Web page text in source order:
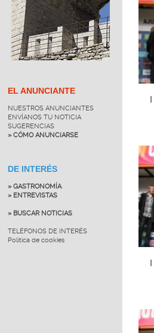
EL ANUNCIANTE
NUESTROS ANUNCIANTES
ENVÍANOS TU NOTICIA
SUGERENCIAS
» CÓMO ANUNCIARSE
DE INTERÉS
» GASTRONOMÍA
» ENTREVISTAS
» BUSCAR NOTICIAS
TELÉFONOS DE INTERÉS
Política de cookies